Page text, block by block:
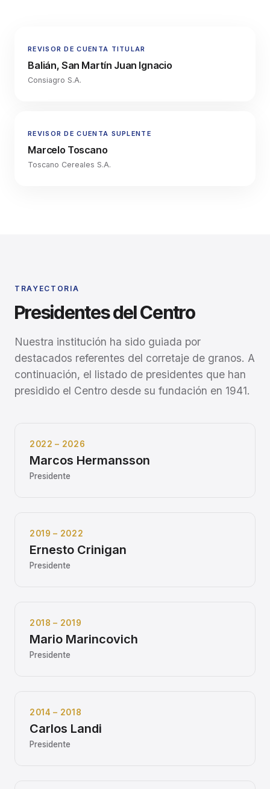
REVISOR DE CUENTA TITULAR
Balián, San Martín Juan Ignacio
Consiagro S.A.
REVISOR DE CUENTA SUPLENTE
Marcelo Toscano
Toscano Cereales S.A.
TRAYECTORIA
Presidentes del Centro
Nuestra institución ha sido guiada por
destacados referentes del corretaje de granos. A
continuación, el listado de presidentes que han
presidido el Centro desde su fundación en 1941.
2022 – 2026
Marcos Hermansson
Presidente
2019 – 2022
Ernesto Crinigan
Presidente
2018 – 2019
Mario Marincovich
Presidente
2014 – 2018
Carlos Landi
Presidente